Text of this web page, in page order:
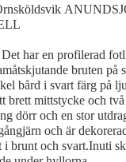
har en profilerad
bruten
bård i svart färg på
brett mittstycke och
dörr och en stor
och är
i brunt och svart.Inuti